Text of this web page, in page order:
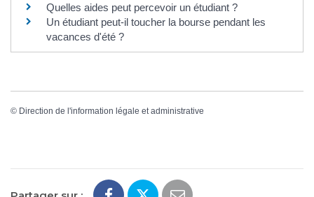
Quelles aides peut percevoir un étudiant ?
Un étudiant peut-il toucher la bourse pendant les
vacances d'été ?
© Direction de l'information légale et administrative